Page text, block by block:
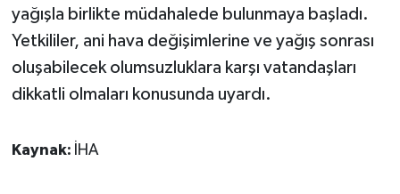
yağışla birlikte müdahalede bulunmaya başladı.
Yetkililer, ani hava değişimlerine ve yağış sonrası
oluşabilecek olumsuzluklara karşı vatandaşları
dikkatli olmaları konusunda uyardı.
Kaynak: İHA
YAŞAM